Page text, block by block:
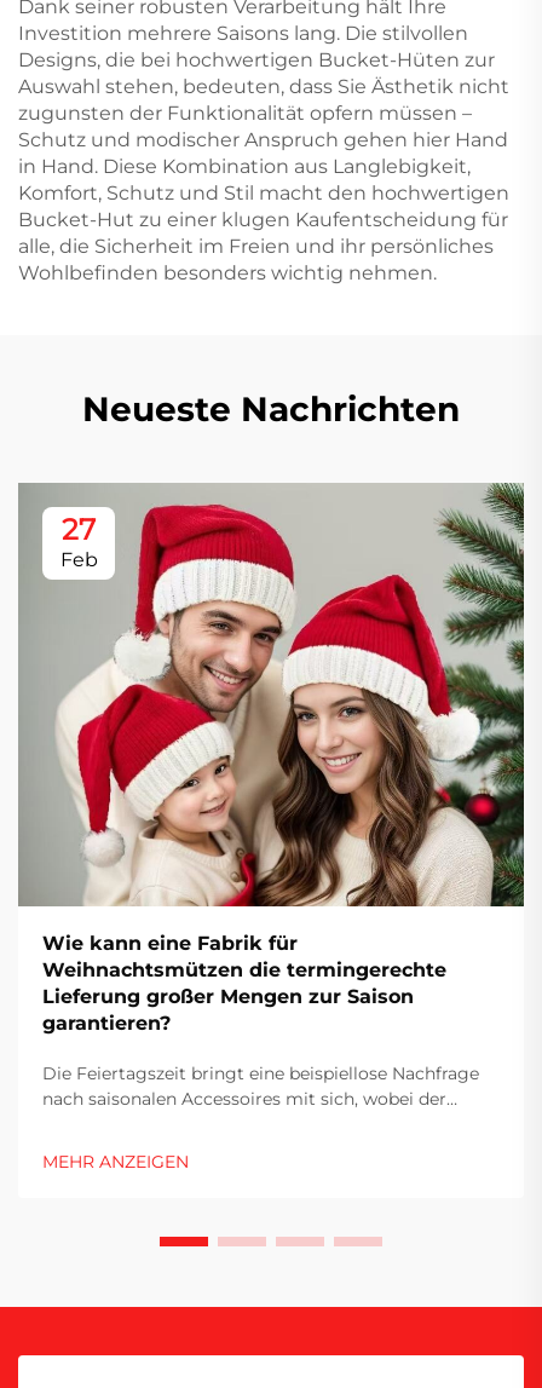
Dank seiner robusten Verarbeitung hält Ihre
Investition mehrere Saisons lang. Die stilvollen
Designs, die bei hochwertigen Bucket-Hüten zur
Auswahl stehen, bedeuten, dass Sie Ästhetik nicht
zugunsten der Funktionalität opfern müssen –
Schutz und modischer Anspruch gehen hier Hand
in Hand. Diese Kombination aus Langlebigkeit,
Komfort, Schutz und Stil macht den hochwertigen
Bucket-Hut zu einer klugen Kaufentscheidung für
alle, die Sicherheit im Freien und ihr persönliches
Wohlbefinden besonders wichtig nehmen.
Neueste Nachrichten
27
Feb
Wie kann eine Fabrik für
Weihnachtsmützen die termingerechte
Lieferung großer Mengen zur Saison
garantieren?
Die Feiertagszeit bringt eine beispiellose Nachfrage
nach saisonalen Accessoires mit sich, wobei der
Fertigungsstätten stehen unter enormem Druck,
MEHR ANZEIGEN